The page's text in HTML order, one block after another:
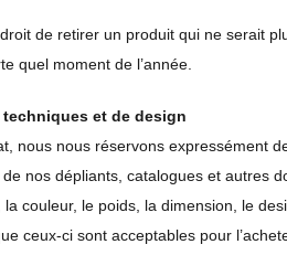
de retirer un produit qui ne serait
quel moment de l’année.
et de design
nous nous réservons expressément
nos dépliants, catalogues et autres
couleur, le poids, la dimension, le
ceux-ci sont acceptables pour